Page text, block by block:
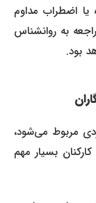
مداوم
به روانشناس
مربوط می‌شود،
بسیار مهم